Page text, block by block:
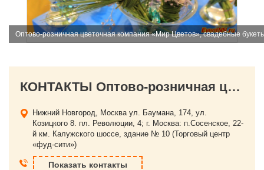
Оптово-розничная цветочная компания «Мир Цветов», свадебные
КОНТАКТЫ Оптово-розничная цветочная компания «Мир Цветов», свадебные букеты и композиции, оформление свадеб, праздников, юбилеев, магазин цветов
Нижний Новгород, Москва ул. Баумана, 174, ул.
Козицкого 8. пл. Революции, 4; г. Москва: п.Сосенское, 22-
й км. Калужского шоссе, здание № 10 (Торговый центр
«фуд-сити»)
Показать контакты